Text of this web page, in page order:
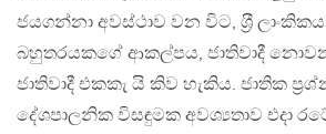
ජයගන්නා අවස්ථාව වන විට, ශ‍්‍රී
බහුතරයකගේ ආකල්පය, ජාතිවාදී
ජාතිවාදී එකකැ යි කිව හැකිය. ජාතික
දේශපාලනික විසඳුමක අවශ්‍යතාව එදා